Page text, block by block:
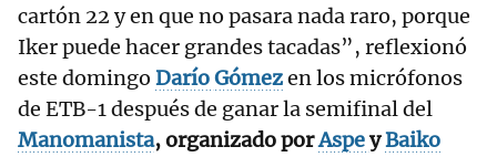
cartón 22 y en que no pasara nada raro, porque
Iker puede hacer grandes tacadas”, reflexionó
este domingo DaríoGómezen los micrófonos
de ETB-1 después de ganar la semifinal del
Manomanista, organizado porAspeyBaiko